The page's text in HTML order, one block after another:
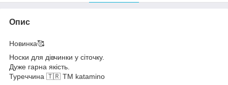
Опис
Новинка🥰
Носки для дівчинки у сіточку.
Дуже гарна якість.
Туреччина 🇹🇷 ТМ katamino